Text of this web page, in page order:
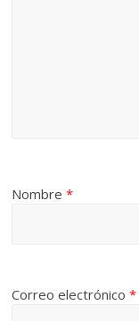
Nombre*
Correo electrónico*